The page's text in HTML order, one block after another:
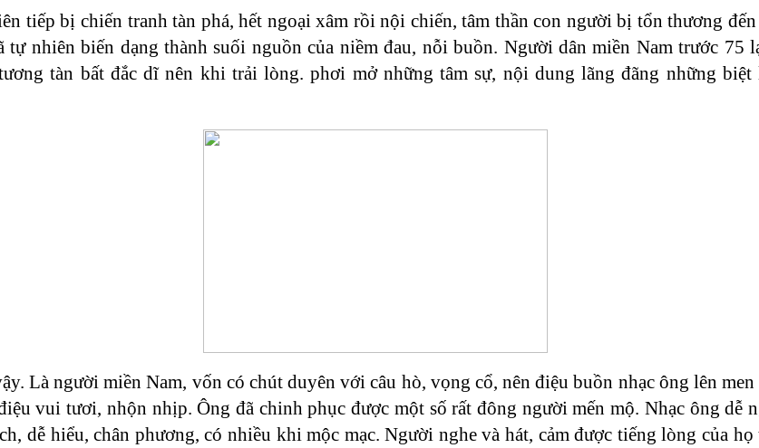
tiếp bị chiến tranh tàn phá, hết ngoại xâm rồi nội chiến, tâm thần con người bị tổn thương
tự nhiên biến dạng thành suối nguồn của niềm đau, nỗi buồn. Người dân miền Nam trước 75
tàn bất đắc dĩ nên khi trải lòng. phơi mở những tâm sự, nội dung lãng đãng những
Là người miền Nam, vốn có chút duyên với câu hò, vọng cổ, nên điệu buồn nhạc ông lên men
vui tươi, nhộn nhịp. Ông đã chinh phục được một số rất đông người mến mộ. Nhạc ông dễ
dễ hiểu, chân phương, có nhiều khi mộc mạc. Người nghe và hát, cảm được tiếng lòng của